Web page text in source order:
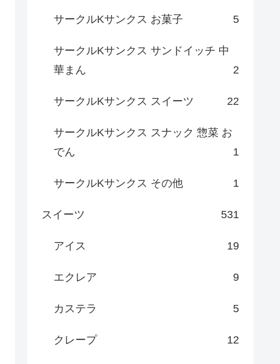
サークルKサンクス お菓子 5
サークルKサンクス サンドイッチ 中
華まん
2
サークルKサンクス スイーツ 22
サークルKサンクス スナック 惣菜 お
でん
1
サークルKサンクス その他 1
スイーツ 531
アイス 19
エクレア 9
カステラ 5
クレープ 12